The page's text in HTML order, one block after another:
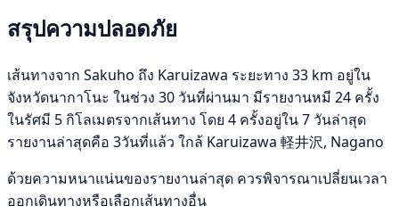
สรุปความปลอดภัย
เส้นทางจาก Sakuho ถึง Karuizawa ระยะทาง 33 km อยู่ใน
จังหวัดนากาโนะ ในช่วง 30 วันที่ผ่านมา มีรายงานหมี 24 ครั้ง
ในรัศมี 5 กิโลเมตรจากเส้นทาง โดย 4 ครั้งอยู่ใน 7 วันล่าสุด
รายงานล่าสุดคือ 3วันที่แล้ว ใกล้ Karuizawa 軽井沢, Nagano
ด้วยความหนาแน่นของรายงานล่าสุด ควรพิจารณาเปลี่ยนเวลา
ออกเดินทางหรือเลือกเส้นทางอื่น